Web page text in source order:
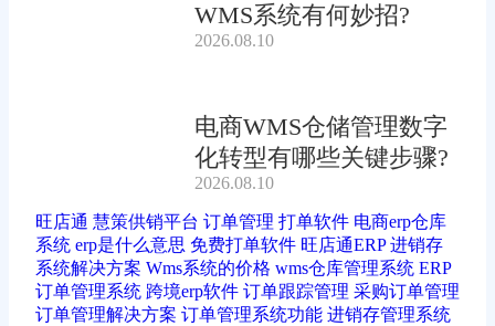
WMS系统有何妙招?
2026.08.10
电商WMS仓储管理数字
化转型有哪些关键步骤?
2026.08.10
旺店通 慧策供销平台 订单管理 打单软件 电商erp仓库
系统 erp是什么意思 免费打单软件 旺店通ERP 进销存
系统解决方案 Wms系统的价格 wms仓库管理系统 ERP
订单管理系统 跨境erp软件 订单跟踪管理 采购订单管理
订单管理解决方案 订单管理系统功能 进销存管理系统